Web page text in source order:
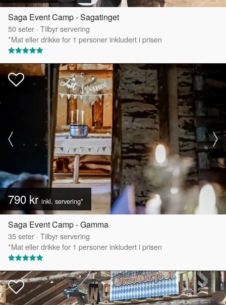
Saga Event Camp - Sagatinget
50seter · Tilbyr servering
*Mat eller drikke for 1 personer inkludert i prisen
790 krinkl. servering*
Saga Event Camp - Gamma
35seter · Tilbyr servering
*Mat eller drikke for 1 personer inkludert i prisen